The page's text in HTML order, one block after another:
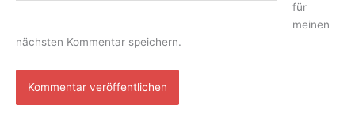
für
meinen
nächsten Kommentar speichern.